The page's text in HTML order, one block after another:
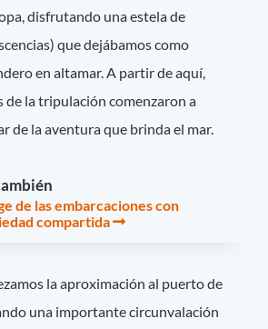
disfrutando una estela de
que dejábamos como
en altamar. A partir de aquí,
de la tripulación comenzaron a
de la aventura que brinda el mar.
de las embarcaciones con
compartida
la aproximación al puerto de
una importante circunvalación